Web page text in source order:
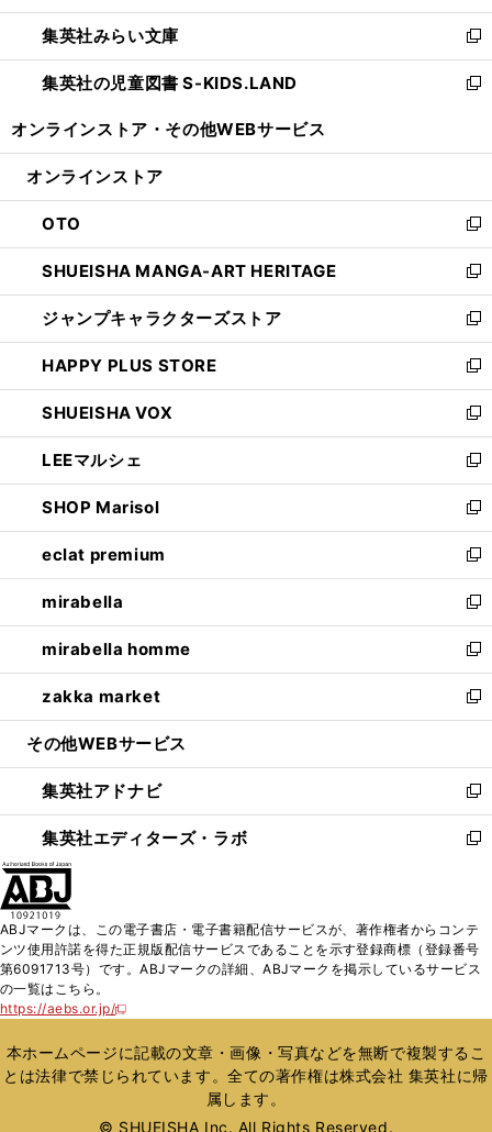
開
く
ウ
で
開
く
ン
ド
ウ
で
ウ
ィ
ン
ド
開
集英社みらい文庫
新
し
い
ン
ウ
で
開
く
集英社の児童図書 S-KIDS.LAND
新
ウ
ン
ド
ウ
で
開
く
オンラインストア・ その他WEBサービス
オンラインストア
OTO
新
し
い
ウ
ィ
ン
ド
ウ
で
開
く
SHUEISHA MANGA-ART HERITAGE
新
し
い
ウ
ィ
ン
ド
ウ
で
開
く
ジャンプキャラクターズストア
新
し
い
ウ
ィ
ン
ド
ウ
で
開
く
HAPPY PLUS STORE
新
し
い
ウ
ィ
ン
ド
ウ
で
開
く
SHUEISHA VOX
新
し
い
ウ
ィ
ン
ド
ウ
で
開
く
LEEマルシェ
新
し
い
ウ
ィ
ン
ド
ウ
で
開
く
SHOP Marisol
新
し
い
ウ
ィ
ン
ド
ウ
で
開
eclat premium
新
し
い
ウ
ィ
ン
ド
ウ
開
く
mirabella
新
し
い
ウ
ィ
ン
ウ
で
開
く
mirabella homme
新
し
い
ウ
ン
ド
ウ
で
zakka market
新
し
ウ
ィ
ン
ド
く
その他WEBサービス
集英社アドナビ
新
し
い
ド
ウ
で
集英社エディターズ・ラボ
新
ィ
ン
ド
開
く
ABJマークは、この電子書店・電子書籍配信サービスが、著作権者からコンテ
ンツ使用許諾を得た正規版配信サービスであることを示す登録商標（登録番号
第6091713号）です。ABJマークの詳細、ABJマークを掲示しているサービス
の一覧はこちら。
https://aebs.or.jp/
新
い
ウ
ィ
本ホームページに記載の文章・画像・写真などを無断で複製するこ
とは法律で禁じられています。全ての著作権は株式会社 集英社に帰
属します。
© SHUEISHA Inc. All Rights Reserved.